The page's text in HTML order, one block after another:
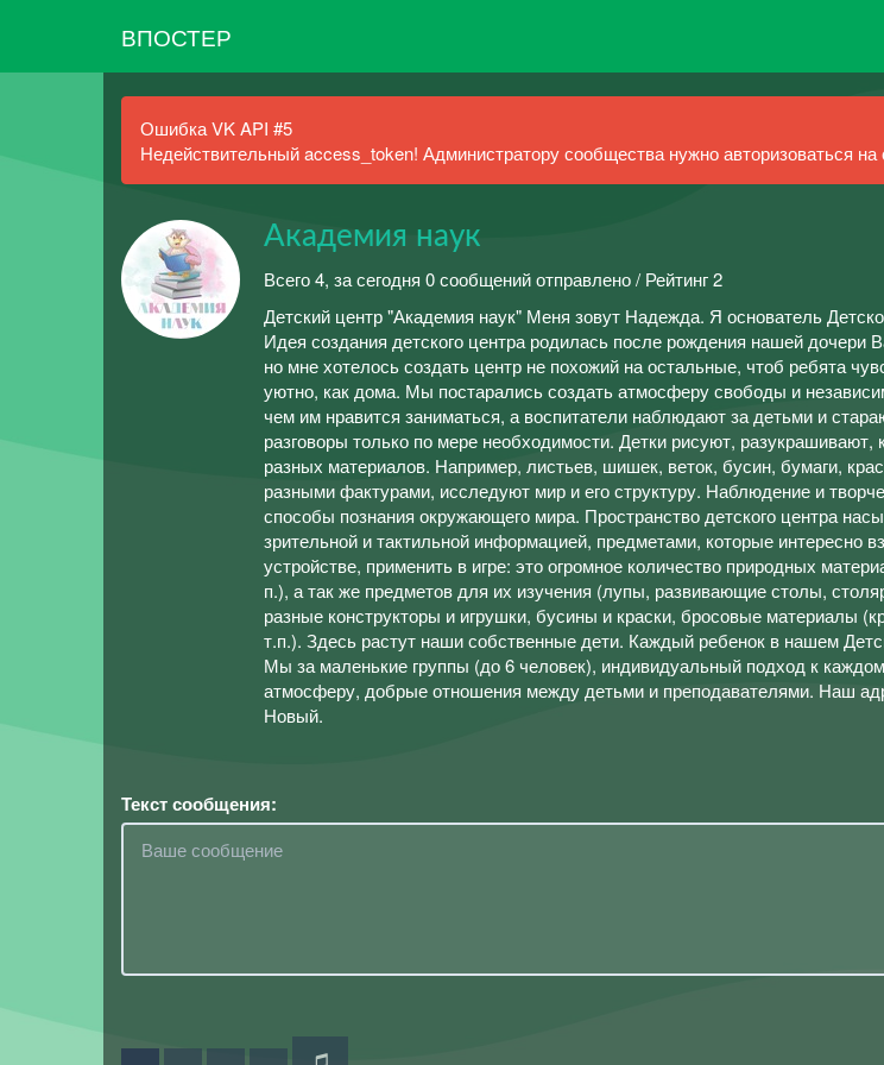
ВПОСТЕР
Ошибка VK API #5
Недействительный access_token! Администратору сообщества нужно авторизоваться на
Академия наук
Всего 4, за сегодня 0 сообщений отправлено / Рейтинг 2
Детский центр "Академия наук" Меня зовут Надежда. Я основатель
Идея создания детского центра родилась после рождения нашей дочери
но мне хотелось создать центр не похожий на остальные, чтоб ребята
уютно, как дома. Мы постарались создать атмосферу свободы и
чем им нравится заниматься, а воспитатели наблюдают за детьми и
разговоры только по мере необходимости. Детки рисуют, разукрашивают,
разных материалов. Например, листьев, шишек, веток, бусин, бумаги,
разными фактурами, исследуют мир и его структуру. Наблюдение и
способы познания окружающего мира. Пространство детского центра
зрительной и тактильной информацией, предметами, которые интересно
устройстве, применить в игре: это огромное количество природных
п.), а так же предметов для их изучения (лупы, развивающие столы,
разные конструкторы и игрушки, бусины и краски, бросовые материалы
т.п.). Здесь растут наши собственные дети. Каждый ребенок в нашем
Мы за маленькие группы (до 6 человек), индивидуальный подход к
атмосферу, добрые отношения между детьми и преподавателями. Наш
Новый.
Текст сообщения: